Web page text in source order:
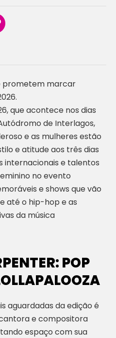
prometem marcar
que acontece nos dias
de Interlagos,
e as mulheres estão
e atitude aos três dias
internacionais e talentos
no evento
e shows que vão
até o hip-hop e as
da música
POP
aguardadas da edição é
e compositora
espaço com sua